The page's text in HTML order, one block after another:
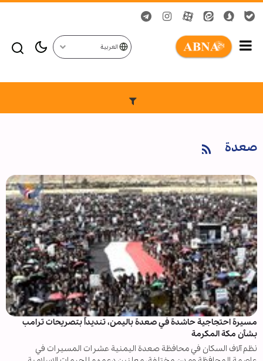
العربية
صعدة
مسيرة احتجاجية حاشدة في صعدة باليمن، تنديداً بتصريحات ترامب
بشأن مكة المكرمة
نظم آلاف السكان في محافظة صعدة اليمنية عشرات المسيرات في